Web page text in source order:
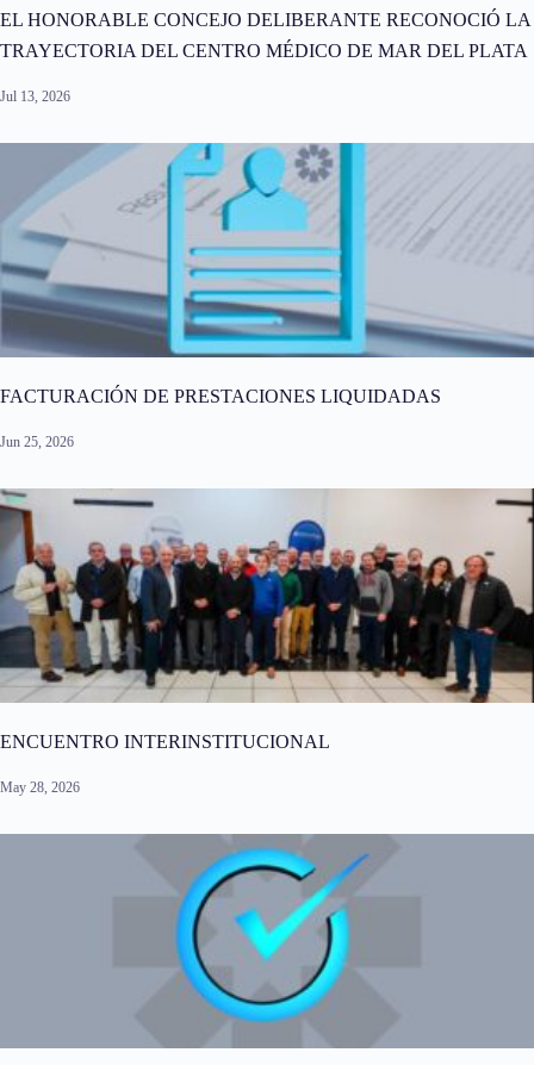
EL HONORABLE CONCEJO DELIBERANTE RECONOCIÓ LA
TRAYECTORIA DEL CENTRO MÉDICO DE MAR DEL PLATA
Jul 13, 2026
FACTURACIÓN DE PRESTACIONES LIQUIDADAS
Jun 25, 2026
ENCUENTRO INTERINSTITUCIONAL
May 28, 2026